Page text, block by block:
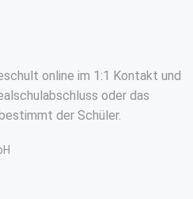
online im 1:1 Kontakt und
oder das
der Schüler.